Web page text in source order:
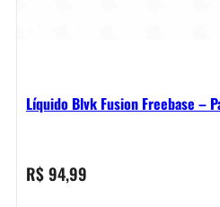
Líquido Blvk Fusion Freebase –
R$94,99